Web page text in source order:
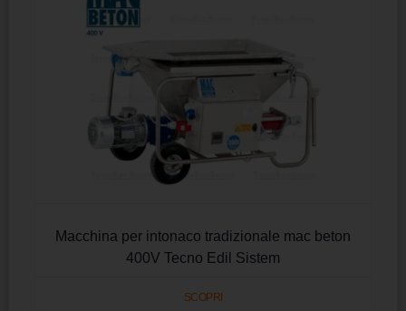
Macchina per intonaco tradizionale mac beton
400V Tecno Edil Sistem
SCOPRI